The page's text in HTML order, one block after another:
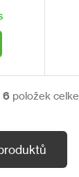
O
l
á
d
a
6položek